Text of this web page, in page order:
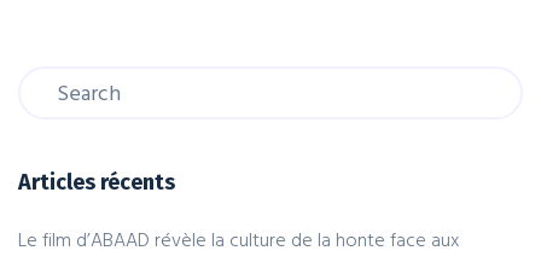
Articles récents
Le film d’ABAAD révèle la culture de la honte face aux